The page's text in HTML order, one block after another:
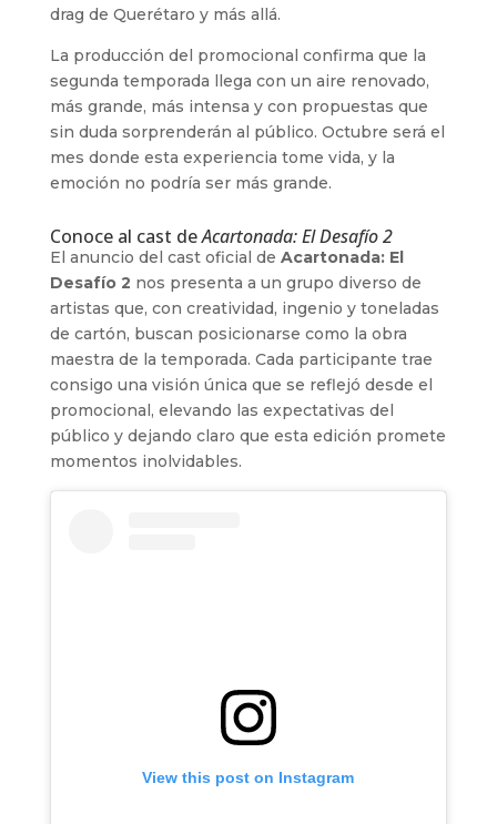
drag de Querétaro y más allá.
La producción del promocional confirma que la
segunda temporada llega con un aire renovado,
más grande, más intensa y con propuestas que
sin duda sorprenderán al público. Octubre será el
mes donde esta experiencia tome vida, y la
emoción no podría ser más grande.
Conoce al cast deAcartonada: El Desafío 2
El anuncio del cast oficial de Acartonada: El
Desafío 2 nos presenta a un grupo diverso de
artistas que, con creatividad, ingenio y toneladas
de cartón, buscan posicionarse como la obra
maestra de la temporada. Cada participante trae
consigo una visión única que se reflejó desde el
promocional, elevando las expectativas del
público y dejando claro que esta edición promete
momentos inolvidables.
View this post on Instagram